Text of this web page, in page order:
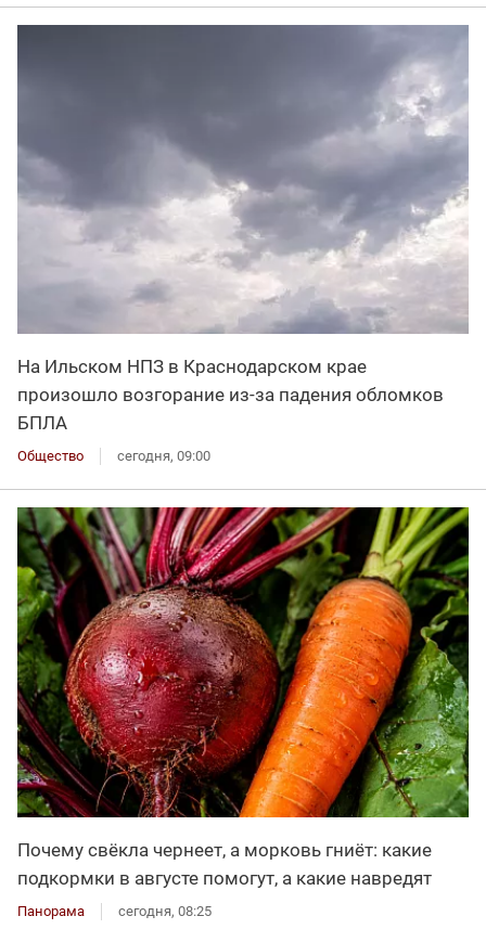
На Ильском НПЗ в Краснодарском крае
произошло возгорание из-за падения обломков
БПЛА
Общество сегодня, 09:00
Почему свёкла чернеет, а морковь гниёт: какие
подкормки в августе помогут, а какие навредят
Панорама сегодня, 08:25